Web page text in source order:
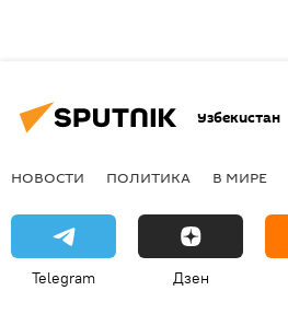
Узбекистан
НОВОСТИ ПОЛИТИКА В МИРЕ
Telegram Дзен